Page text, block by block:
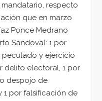
respecto
que en marzo
Ponce Medrano
Sandoval: 1 por
peculado y ejercicio
delito electoral, 1 por
despojo de
1 por falsificación de